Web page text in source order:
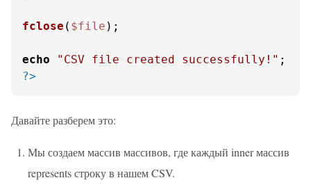
fclose ( $file );
echo "CSV file created successfully!"
?>
Давайте разберем это:
Мы создаем массив массивов, где каждый inner массив
represents строку в нашем CSV.